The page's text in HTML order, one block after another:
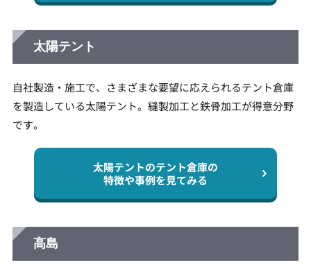
太陽テント
自社製造・施工で、さまざまな要望に応えられるテント倉庫
を製造している太陽テント。縫製加工と鉄骨加工が得意分野
です。
太陽テントのテント倉庫の
特徴や事例を見てみる
高島